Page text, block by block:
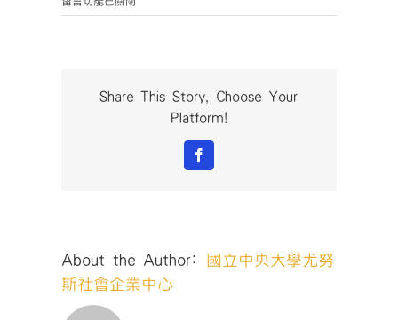
11〉
Share This Story, Choose Your
Platform!
Facebook
About the Author:
國立中央大學尤努
斯社會企業中心